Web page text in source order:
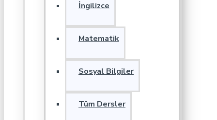
İngilizce
Matematik
Sosyal Bilgiler
Tüm Dersler